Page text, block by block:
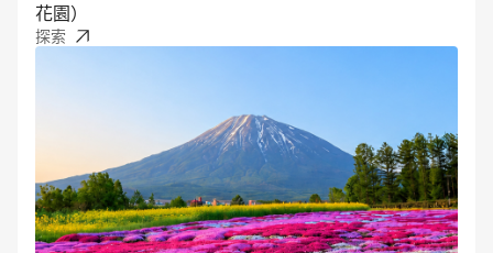
花園）
探索